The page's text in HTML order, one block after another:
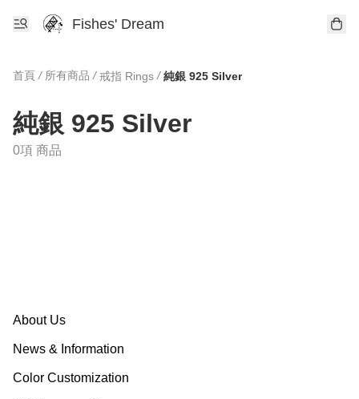
Fishes' Dream
首頁 / 所有商品 / 戒指 Rings / 純銀 925 Silver
純銀 925 Silver
0項 商品
About Us
News & Information
Color Customization